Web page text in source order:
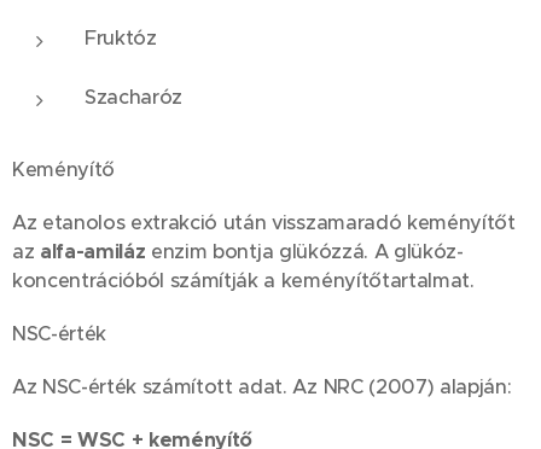
Fruktóz
Szacharóz
Keményítő
Az etanolos extrakció után visszamaradó keményítőt
az alfa-amiláz enzim bontja glükózzá. A glükóz-
koncentrációból számítják a keményítőtartalmat.
NSC-érték
Az NSC-érték számított adat. Az NRC (2007) alapján:
NSC = WSC + keményítő